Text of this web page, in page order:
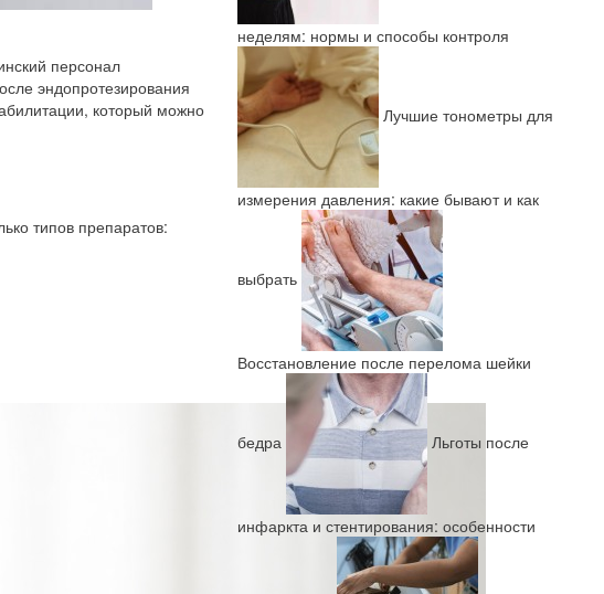
персонал
эндопротезирования
который можно
типов препаратов:
неделям: нормы и способы контроля
Лучшие тонометры для
измерения давления: какие бывают и как
выбрать
Восстановление после перелома шейки
бедра Льготы после
инфаркта и стентирования: особенности